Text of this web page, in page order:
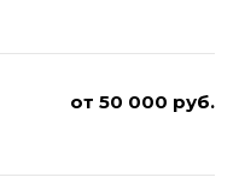
от 50 000 руб.